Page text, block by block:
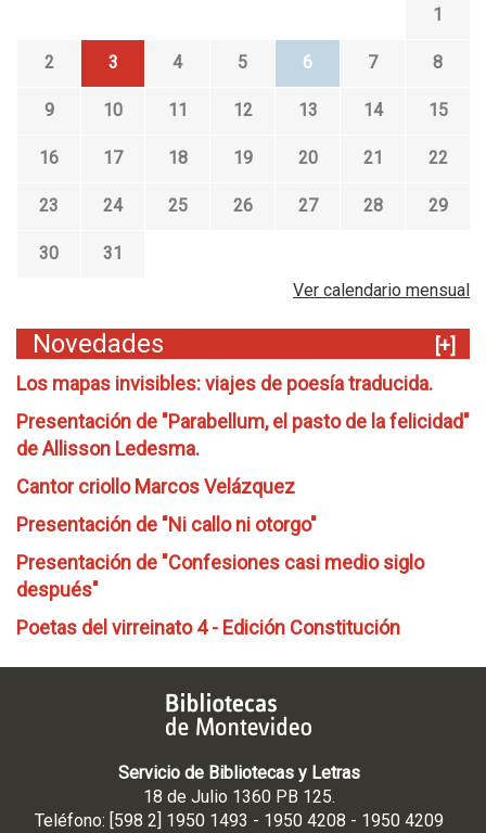
1
2 3 4 5 6 7 8
9 10 11 12 13 14 15
16 17 18 19 20 21 22
23 24 25 26 27 28 29
30
31
Ver calendario mensual
Novedades
[+]
Los mapas invisibles: viajes de poesía traducida.
Presentación de "Parabellum, el pasto de la felicidad"
de Allisson Ledesma.
Cantor criollo Marcos Velázquez
Presentación de "Ni callo ni otorgo"
Presentación de "Confesiones casi medio siglo
después"
Poetas del virreinato 4 - Edición Constitución
Servicio de Bibliotecas y Letras
18 de Julio 1360 PB 125.
Teléfono: [598 2] 1950 1493 - 1950 4208 - 1950 4209